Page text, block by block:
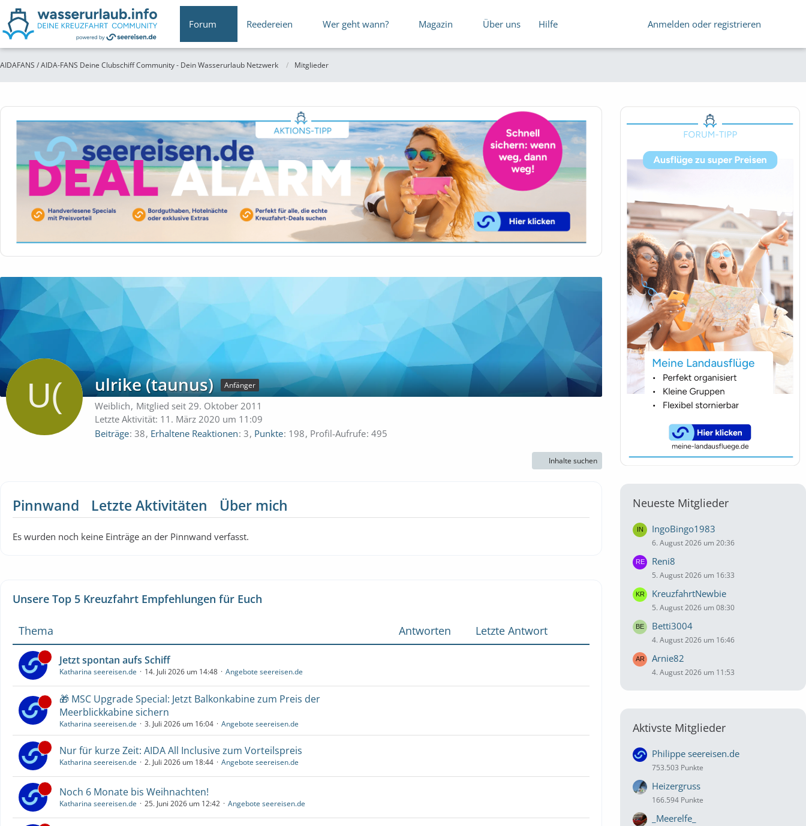
Forum Reedereien Wer geht wann? Magazin Über uns Hilfe Anmelden oder registrieren
AIDAFANS / AIDA-FANS Deine Clubschiff Community - Dein Wasserurlaub Netzwerk Mitglieder
ulrike (taunus) Anfänger
Weiblich Mitglied seit 29. Oktober 2011
Letzte Aktivität: 11. März 2020 um 11:09
Beiträge 38 Erhaltene Reaktionen 3 Punkte 198 Profil-Aufrufe 495
Inhalte suchen
Pinnwand Letzte Aktivitäten Über mich
Es wurden noch keine Einträge an der Pinnwand verfasst.
Unsere Top 5 Kreuzfahrt Empfehlungen für Euch
Thema Antworten Letzte Antwort
Jetzt spontan aufs Schiff
Katharina seereisen.de 14. Juli 2026 um 14:48 Angebote seereisen.de
🎁 MSC Upgrade Special: Jetzt Balkonkabine zum Preis der
Meerblickkabine sichern
Katharina seereisen.de 3. Juli 2026 um 16:04 Angebote seereisen.de
Nur für kurze Zeit: AIDA All Inclusive zum Vorteilspreis
Katharina seereisen.de 2. Juli 2026 um 18:44 Angebote seereisen.de
Noch 6 Monate bis Weihnachten!
Katharina seereisen.de 25. Juni 2026 um 12:42 Angebote seereisen.de
Neueste Mitglieder
IngoBingo1983
6. August 2026 um 20:36
Reni8
5. August 2026 um 16:33
KreuzfahrtNewbie
5. August 2026 um 08:30
Betti3004
4. August 2026 um 16:46
Arnie82
4. August 2026 um 11:53
Aktivste Mitglieder
Philippe seereisen.de
753.503 Punkte
Heizergruss
166.594 Punkte
_Meerelfe_